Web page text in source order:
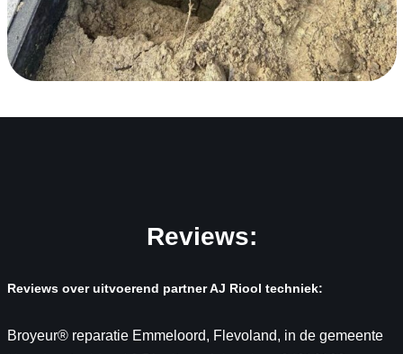
Reviews:
Reviews over uitvoerend partner AJ Riool techniek:
Broyeur® reparatie Emmeloord, Flevoland, in de gemeente